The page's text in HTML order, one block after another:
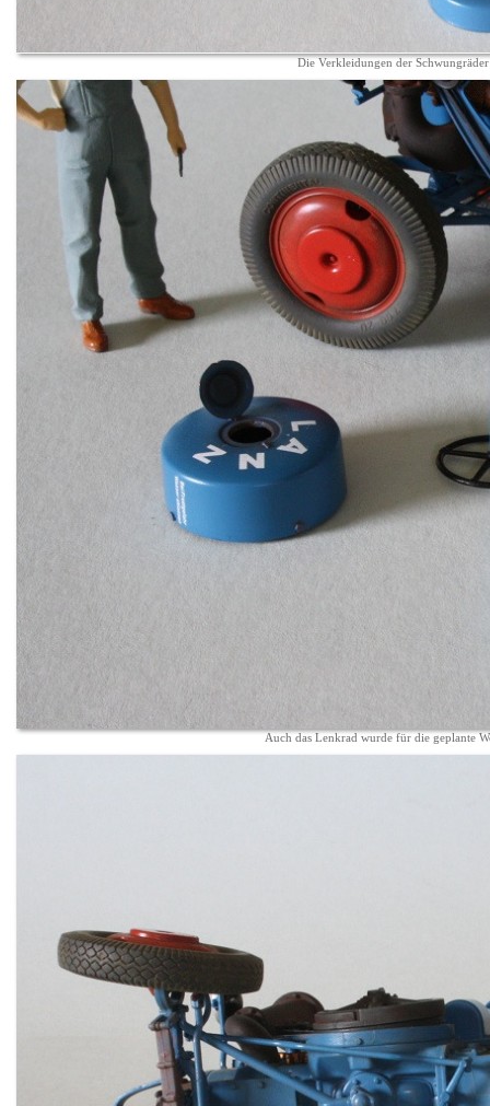
Die Verkleidungen der
Auch das Lenkrad wurde für die geplante